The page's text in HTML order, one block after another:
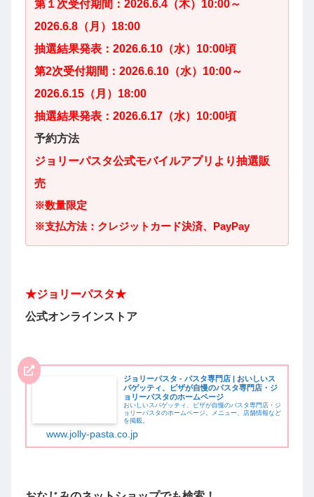
第１次受付期間：2026.6.4（木）10:00～
2026.6.8（月）18:00
抽選結果発表：2026.6.10（水）10:00頃
第2次受付期間：2026.6.10（水）10:00～
2026.6.15（月）18:00
抽選結果発表：2026.6.17（水）10:00頃
予約方法
ジョリーパスタ公式モバイルアプリより抽選販
売
※数量限定
※支払方法：クレジットカード決済、PayPay
★ジョリーパスタ★
公式オンラインストア
ジョリーパスタ - パスタ専門店 | おいしいス
パゲッティ、ピザが自慢のパスタ専門店・ジ
ョリーパスタのホームページ
おいしいスパゲッティ、ピザが自慢のパスタ専門店・ジ
ョリーパスタのホームページ。メニュー、店舗情報など
を掲載。
www.jolly-pasta.co.jp